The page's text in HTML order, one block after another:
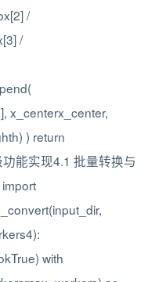
/
/
x_centerx_center,
) return
能实现4.1 批量转换与
with